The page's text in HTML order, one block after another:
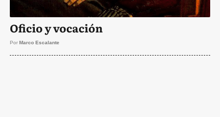
Oficio y vocación
Por Marco Escalante